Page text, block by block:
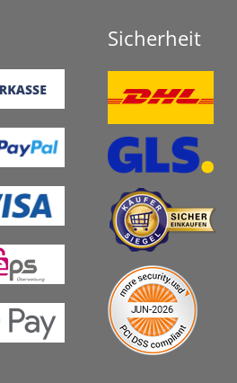
Sicherheit